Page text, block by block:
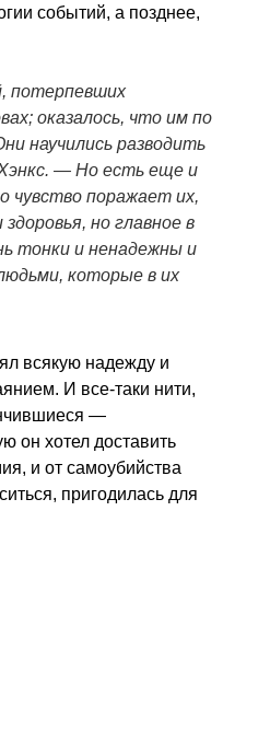
событий, а позднее,
потерпевших
оказалось, что им по
научились разводить
— Но есть еще и
чувство поражает их,
но главное в
тонки и ненадежны и
которые в их
всякую надежду и
И все-таки нити,
—
он хотел доставить
и от самоубийства
пригодилась для